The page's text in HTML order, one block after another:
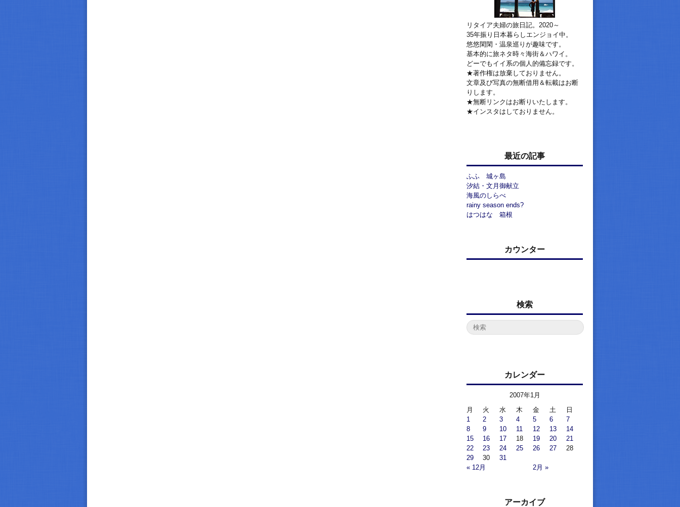
リタイア夫婦の旅日記。2020～
35年振り日本暮らしエンジョイ中。
悠悠閑閑・温泉巡りが趣味です。
基本的に旅ネタ時々海街＆ハワイ。
どーでもイイ系の個人的備忘録です。
★著作権は放棄しておりません。
文章及び写真の無断借用＆転載はお断
りします。
★無断リンクはお断りいたします。
★インスタはしておりません。
最近の記事
ふふ 城ヶ島
汐結・文月御献立
海風のしらべ
rainy season ends?
はつはな 箱根
カウンター
検索
カレンダー
2007年1月
月
火 水 木 金 土 日
« 12月 2月 »
1 2 3 4 5 6
7
8
9 10 11 12 13
14
15
16 17 18 19 20
21
22
23 24 25 26 27
28
29
30 31
アーカイブ